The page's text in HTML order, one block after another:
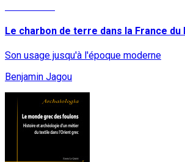
Le charbon de terre dans la France du
Son usage jusqu'à l'époque moderne
Benjamin Jagou